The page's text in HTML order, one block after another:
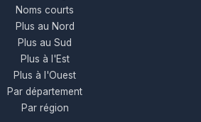
Noms courts
Plus au Nord
Plus au Sud
Plus à l'Est
Plus à l'Ouest
Par département
Par région